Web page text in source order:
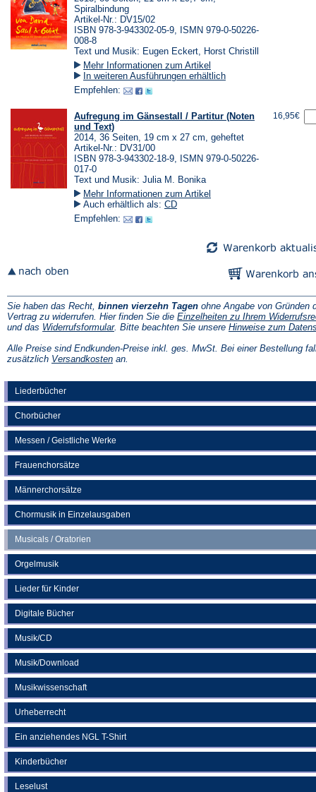
Liederbücher
Chorbücher
Messen / Geistliche Werke
Frauenchorsätze
Männerchorsätze
Chormusik in Einzelausgaben
Musicals / Oratorien
Orgelmusik
Lieder für Kinder
Digitale Bücher
Musik/CD
Musik/Download
Musikwissenschaft
Urheberrecht
Ein anziehendes NGL T-Shirt
Kinderbücher
Leselust
Spiralbindung
Artikel-Nr.: DV15/02
ISBN 978-3-943302-05-9, ISMN 979-0-50226-
008-8
Text und Musik: Eugen Eckert, Horst Christill
Mehr Informationen zum Artikel
In weiteren Ausführungen erhältlich
Empfehlen:
Aufregung im Gänsestall / Partitur (Noten
und Text)
2014, 36 Seiten, 19 cm x 27 cm, geheftet
Artikel-Nr.: DV31/00
ISBN 978-3-943302-18-9, ISMN 979-0-50226-
017-0
Text und Musik: Julia M. Bonika
Mehr Informationen zum Artikel
Auch erhältlich als: CD
Empfehlen:
16,95€
Sie haben das Recht, binnen vierzehn Tagen ohne Angabe von Gründen
Vertrag zu widerrufen. Hier finden Sie die Einzelheiten zu Ihrem
und das Widerrufsformular(Öffnet
einem
neuen
Tab)
. Bitte beachten Sie unsere Hinweise zum
Alle Preise sind Endkunden-Preise inkl. ges. MwSt. Bei einer Bestellung
zusätzlich Versandkosten(Öffnet
an.